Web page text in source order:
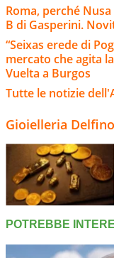
Roma, perché
B di Gasperini.
“Seixas erede di
mercato che agita
Vuelta a Burgos
Tutte le notizie
Gioielleria Delfino